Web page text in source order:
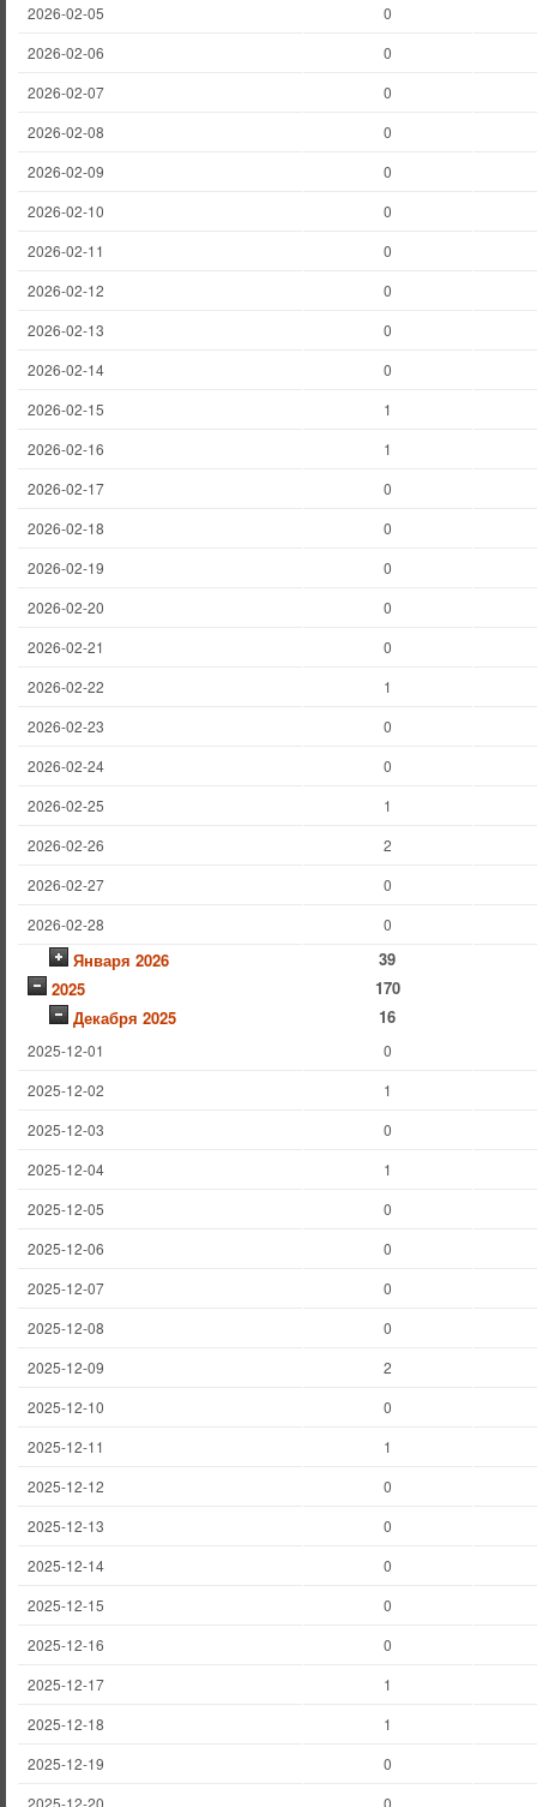
2026-02-05
0
2026-02-06
0
2026-02-07
0
2026-02-08
0
2026-02-09
0
2026-02-10
0
2026-02-11
0
2026-02-12
0
2026-02-13
0
2026-02-14
0
2026-02-15
1
2026-02-16
1
2026-02-17
0
2026-02-18
0
2026-02-19
0
2026-02-20
0
2026-02-21
0
2026-02-22
1
2026-02-23
0
2026-02-24
0
2026-02-25
1
2026-02-26
2
2026-02-27
0
2026-02-28
0
Января 2026
39
2025
170
Декабря 2025
16
2025-12-01
0
2025-12-02
1
2025-12-03
0
2025-12-04
1
2025-12-05
0
2025-12-06
0
2025-12-07
0
2025-12-08
0
2025-12-09
2
2025-12-10
0
2025-12-11
1
2025-12-12
0
2025-12-13
0
2025-12-14
0
2025-12-15
0
2025-12-16
0
2025-12-17
1
2025-12-18
1
2025-12-19
0